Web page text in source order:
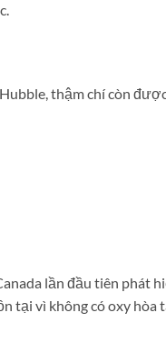
thậm chí còn
lần đầu tiên phát
tại vì không có oxy hòa